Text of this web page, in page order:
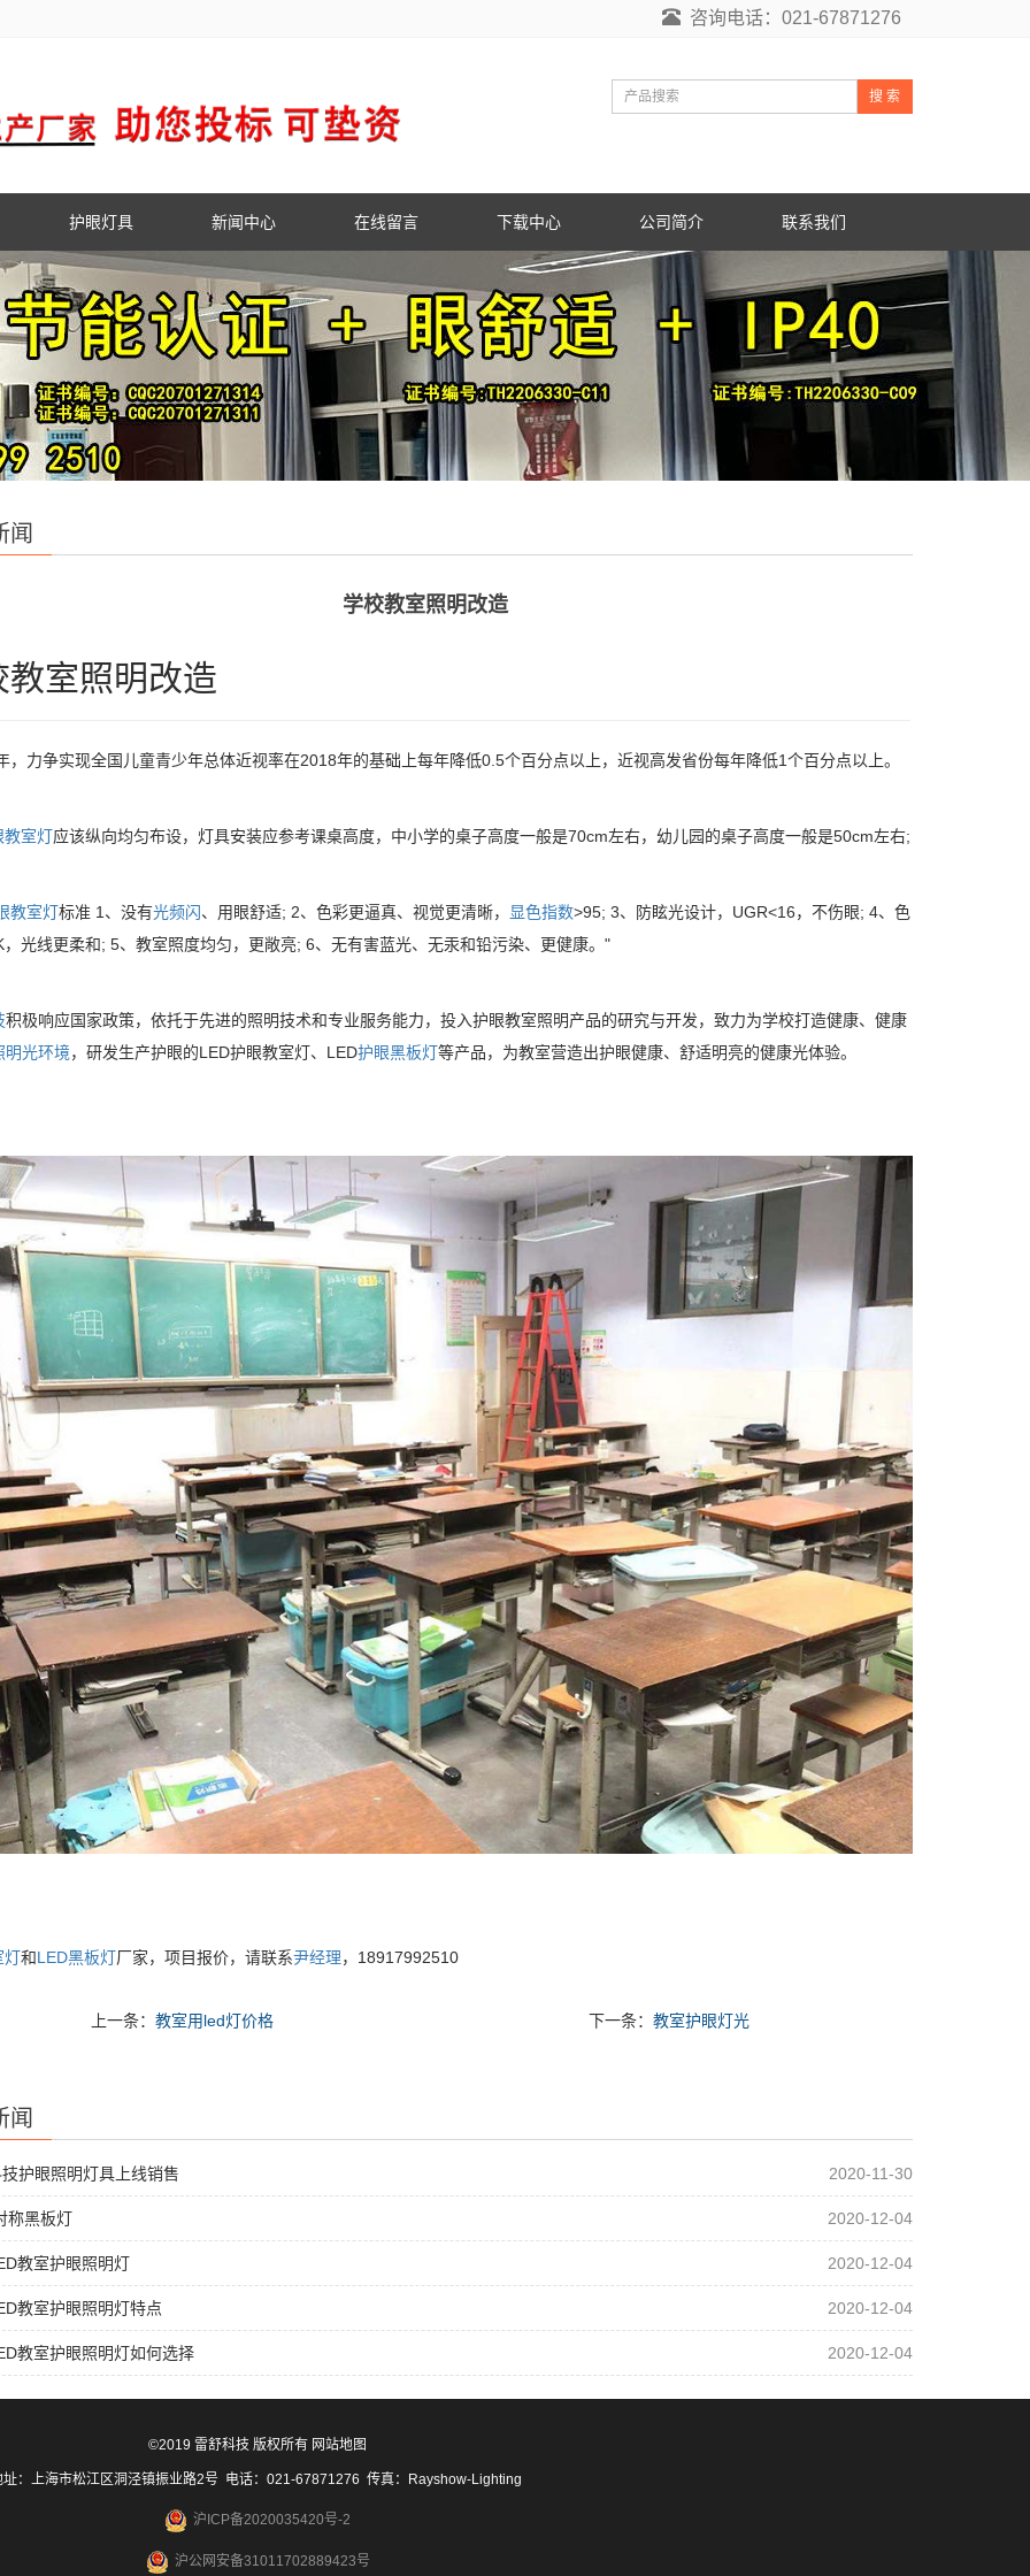
咨询电话：021-67871276
搜 索
护眼灯具 新闻中心 在线留言 下载中心 公司简介 联系我们
闻
学校教室照明改造
教室照明改造
，力争实现全国儿童青少年总体近视率在2018年的基础上每年降低0.5个百分点以上，近视高发省份每年降低1个百分点以上。
教室灯应该纵向均匀布设，灯具安装应参考课桌高度，中小学的桌子高度一般是70cm左右，幼儿园的桌子高度一般是50cm左右;
教室灯标准 1、没有光频闪、用眼舒适; 2、色彩更逼真、视觉更清晰， 显色指数>95; 3、防眩光设计，UGR<16，不伤眼; 4、色
光线更柔和; 5、教室照度均匀，更敞亮; 6、无有害蓝光、无汞和铅污染、更健康。"
积极响应国家政策，依托于先进的照明技术和专业服务能力，投入护眼教室照明产品的研究与开发，致力为学校打造健康、健康
明光环境，研发生产护眼的LED护眼教室灯、LED护眼黑板灯等产品，为教室营造出护眼健康、舒适明亮的健康光体验。
灯和LED黑板灯厂家，项目报价，请联系尹经理，18917992510
上一条： 教室用led灯价格 下一条：教室护眼灯光
闻
护眼照明灯具上线销售 2020-11-30
称黑板灯 2020-12-04
教室护眼照明灯 2020-12-04
教室护眼照明灯特点 2020-12-04
教室护眼照明灯如何选择 2020-12-04
©2019 雷舒科技 版权所有 网站地图
址：上海市松江区洞泾镇振业路2号 电话：021-67871276 传真：Rayshow-Lighting
沪ICP备2020035420号-2
沪公网安备31011702889423号